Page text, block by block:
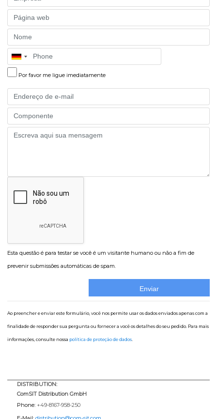
Website
Name
Phone
Por favor me ligue imediatamente
Email
Part
Message
Esta questão é para testar se você é um visitante humano ou não a fim de
prevenir submissões automáticas de spam.
Ao preencher e enviar este formulário, você nos permite usar os dados enviados apenas com a
finalidade de responder sua pergunta ou fornecer a você os detalhes do seu pedido. Para mais
informações, consulte nossa política de proteção de dados.
DISTRIBUTION:
ComSIT Distribution GmbH
Phone: +49-8167-958-250